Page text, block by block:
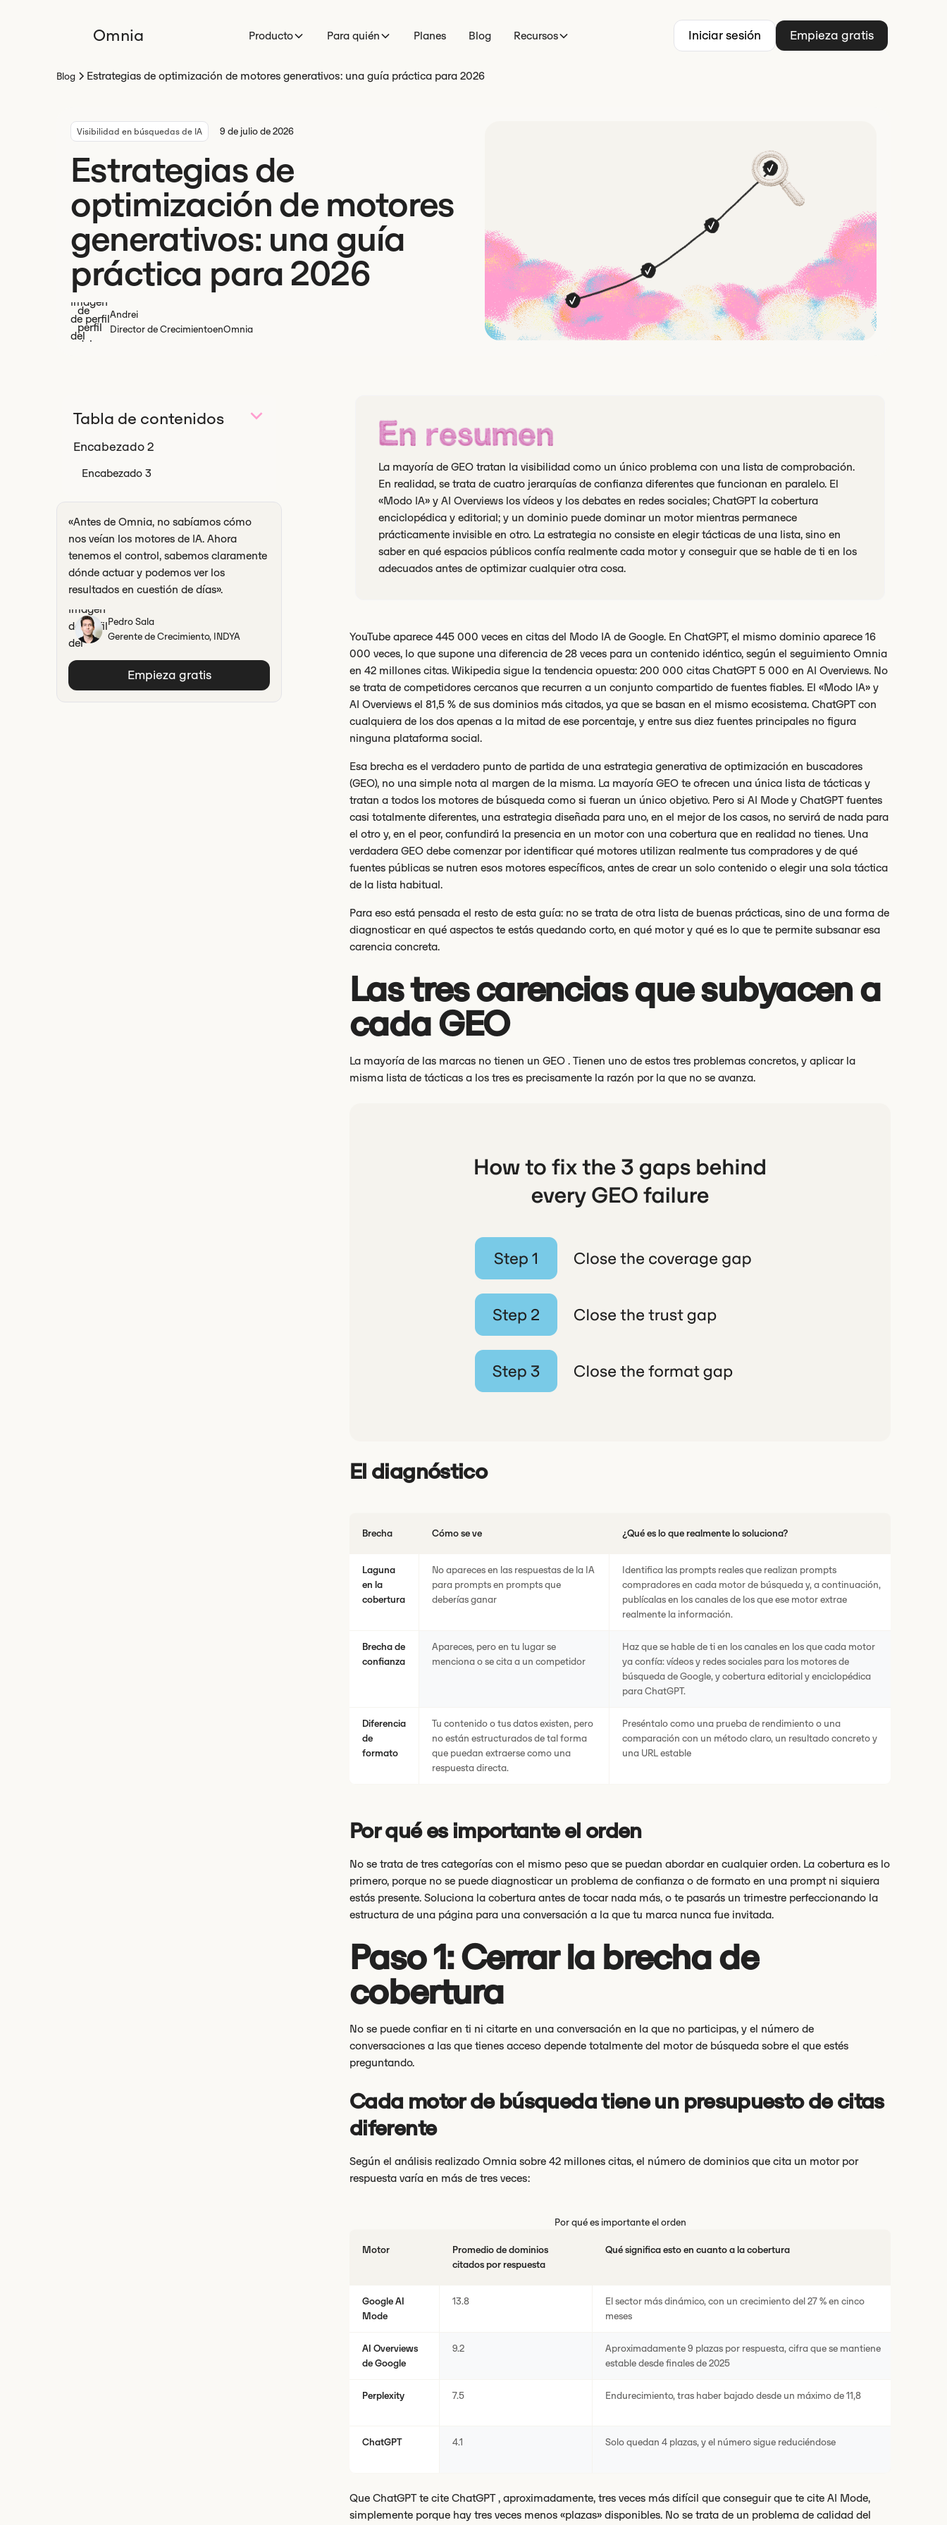
Omnia Producto Para quién Planes Blog Recursos Iniciar sesión Empieza gratis
Blog Estrategias de optimización de motores generativos: una guía práctica para 2026
Visibilidad en búsquedas de IA 9 de julio de 2026
Estrategias de
optimización de motores
generativos: una guía
práctica para 2026
Andrei
Director de CrecimientoenOmnia
Tabla de contenidos
Encabezado 2
Encabezado 3
«Antes de Omnia, no sabíamos cómo
nos veían los motores de IA. Ahora
tenemos el control, sabemos claramente
dónde actuar y podemos ver los
resultados en cuestión de días».
Pedro Sala
Gerente de Crecimiento, INDYA
Empieza gratis
En resumen
La mayoría de GEO tratan la visibilidad como un único problema con una lista de comprobación.
En realidad, se trata de cuatro jerarquías de confianza diferentes que funcionan en paralelo. El
«Modo IA» y AI Overviews los vídeos y los debates en redes sociales; ChatGPT la cobertura
enciclopédica y editorial; y un dominio puede dominar un motor mientras permanece
prácticamente invisible en otro. La estrategia no consiste en elegir tácticas de una lista, sino en
saber en qué espacios públicos confía realmente cada motor y conseguir que se hable de ti en los
adecuados antes de optimizar cualquier otra cosa.
YouTube aparece 445 000 veces en citas del Modo IA de Google. En ChatGPT, el mismo dominio aparece 16
000 veces, lo que supone una diferencia de 28 veces para un contenido idéntico, según el seguimiento Omnia
en 42 millones citas. Wikipedia sigue la tendencia opuesta: 200 000 citas ChatGPT 5 000 en AI Overviews. No
se trata de competidores cercanos que recurren a un conjunto compartido de fuentes fiables. El «Modo IA» y
AI Overviews el 81,5 % de sus dominios más citados, ya que se basan en el mismo ecosistema. ChatGPT con
cualquiera de los dos apenas a la mitad de ese porcentaje, y entre sus diez fuentes principales no figura
ninguna plataforma social.
Esa brecha es el verdadero punto de partida de una estrategia generativa de optimización en buscadores
(GEO), no una simple nota al margen de la misma. La mayoría GEO te ofrecen una única lista de tácticas y
tratan a todos los motores de búsqueda como si fueran un único objetivo. Pero si AI Mode y ChatGPT fuentes
casi totalmente diferentes, una estrategia diseñada para uno, en el mejor de los casos, no servirá de nada para
el otro y, en el peor, confundirá la presencia en un motor con una cobertura que en realidad no tienes. Una
verdadera GEO debe comenzar por identificar qué motores utilizan realmente tus compradores y de qué
fuentes públicas se nutren esos motores específicos, antes de crear un solo contenido o elegir una sola táctica
de la lista habitual.
Para eso está pensada el resto de esta guía: no se trata de otra lista de buenas prácticas, sino de una forma de
diagnosticar en qué aspectos te estás quedando corto, en qué motor y qué es lo que te permite subsanar esa
carencia concreta.
Las tres carencias que subyacen a
cada GEO
La mayoría de las marcas no tienen un GEO . Tienen uno de estos tres problemas concretos, y aplicar la
misma lista de tácticas a los tres es precisamente la razón por la que no se avanza.
El diagnóstico
Brecha Cómo se ve ¿Qué es lo que realmente lo soluciona?
Laguna
en la
cobertura
No apareces en las respuestas de la IA
para prompts en prompts que
deberías ganar
Identifica las prompts reales que realizan prompts
compradores en cada motor de búsqueda y, a continuación,
publícalas en los canales de los que ese motor extrae
realmente la información.
Brecha de
confianza
Apareces, pero en tu lugar se
menciona o se cita a un competidor
Haz que se hable de ti en los canales en los que cada motor
ya confía: vídeos y redes sociales para los motores de
búsqueda de Google, y cobertura editorial y enciclopédica
para ChatGPT.
Diferencia
de
formato
Tu contenido o tus datos existen, pero
no están estructurados de tal forma
que puedan extraerse como una
respuesta directa.
Preséntalo como una prueba de rendimiento o una
comparación con un método claro, un resultado concreto y
una URL estable
Por qué es importante el orden
No se trata de tres categorías con el mismo peso que se puedan abordar en cualquier orden. La cobertura es lo
primero, porque no se puede diagnosticar un problema de confianza o de formato en una prompt ni siquiera
estás presente. Soluciona la cobertura antes de tocar nada más, o te pasarás un trimestre perfeccionando la
estructura de una página para una conversación a la que tu marca nunca fue invitada.
Paso 1: Cerrar la brecha de
cobertura
No se puede confiar en ti ni citarte en una conversación en la que no participas, y el número de
conversaciones a las que tienes acceso depende totalmente del motor de búsqueda sobre el que estés
preguntando.
Cada motor de búsqueda tiene un presupuesto de citas
diferente
Según el análisis realizado Omnia sobre 42 millones citas, el número de dominios que cita un motor por
respuesta varía en más de tres veces:
Por qué es importante el orden
Motor
Promedio de dominios
citados por respuesta
Qué significa esto en cuanto a la cobertura
Google AI
Mode
13.8
El sector más dinámico, con un crecimiento del 27 % en cinco
meses
AI Overviews
de Google
9.2
Aproximadamente 9 plazas por respuesta, cifra que se mantiene
estable desde finales de 2025
Perplexity 7.5 Endurecimiento, tras haber bajado desde un máximo de 11,8
ChatGPT 4.1 Solo quedan 4 plazas, y el número sigue reduciéndose
Que ChatGPT te cite ChatGPT , aproximadamente, tres veces más difícil que conseguir que te cite AI Mode,
simplemente porque hay tres veces menos «plazas» disponibles. No se trata de un problema de calidad del